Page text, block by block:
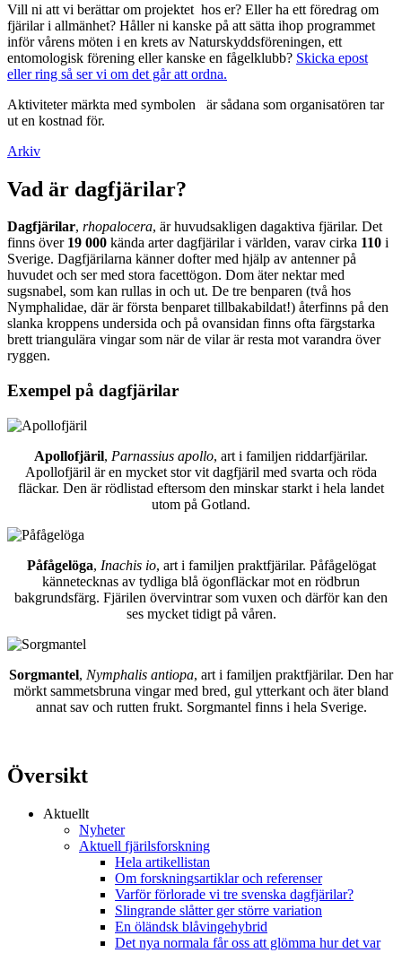
Vill ni att vi berättar om projektet hos er? Eller ha ett föredrag om
fjärilar i allmänhet? Håller ni kanske på att sätta ihop programmet
inför vårens möten i en krets av Naturskyddsföreningen, ett
entomologisk förening eller kanske en fågelklubb? Skicka epost
eller ring så ser vi om det går att ordna.
Aktiviteter märkta med symbolen
är sådana som organisatören tar
ut en kostnad för.
Arkiv
Vad är dagfjärilar?
Dagfjärilar, rhopalocera, är huvudsakligen dagaktiva fjärilar. Det
finns över 19 000 kända arter dagfjärilar i världen, varav cirka 110 i
Sverige. Dagfjärilarna känner dofter med hjälp av antenner på
huvudet och ser med stora facettögon. Dom äter nektar med
sugsnabel, som kan rullas in och ut. De tre benparen (två hos
Nymphalidae, där är första benparet tillbakabildat!) återfinns på den
slanka kroppens undersida och på ovansidan finns ofta färgstarka
brett triangulära vingar som när de vilar är resta mot varandra över
ryggen.
Exempel på dagfjärilar
Apollofjäril, Parnassius apollo, art i familjen riddarfjärilar.
Apollofjäril är en mycket stor vit dagfjäril med svarta och röda
fläckar. Den är rödlistad eftersom den minskar starkt i hela landet
utom på Gotland.
Påfågelöga, Inachis io, art i familjen praktfjärilar. Påfågelögat
kännetecknas av tydliga blå ögonfläckar mot en rödbrun
bakgrundsfärg. Fjärilen övervintrar som vuxen och därför kan den
ses mycket tidigt på våren.
Sorgmantel, Nymphalis antiopa, art i familjen praktfjärilar. Den har
mörkt sammetsbruna vingar med bred, gul ytterkant och äter bland
annat sav och rutten frukt. Sorgmantel finns i hela Sverige.
Översikt
Aktuellt
Nyheter
Aktuell fjärilsforskning
Hela artikellistan
Om forskningsartiklar och referenser
Varför förlorade vi tre svenska dagfjärilar?
Slingrande slåtter ger större variation
En öländsk blåvingehybrid
Det nya normala får oss att glömma hur det var